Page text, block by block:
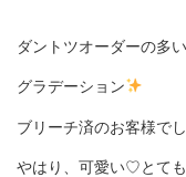
ダントツオーダーの多
グラデーション
ブリーチ済のお客様でし
やはり、可愛い♡とても